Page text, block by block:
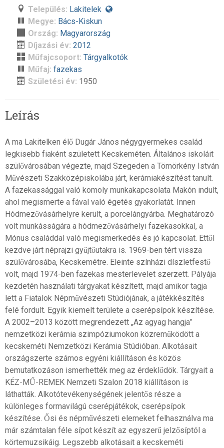
Település: Lakitelek
Megye: Bács-Kiskun
Ország: Magyarország
Díjazási év: 2012
Műfajcsoport: Tárgyalkotók
Műfaj: fazekas
Születési év: 1950
Leírás
A ma Lakitelken élő Dugár János négygyermekes család
legkisebb fiaként született Kecskeméten. Általános iskoláit
szülővárosában végezte, majd Szegeden a Tömörkény István
Művészeti Szakközépiskolába járt, kerámiakészítést tanult.
A fazekassággal való komoly munkakapcsolata Makón indult,
ahol megismerte a fával való égetés gyakorlatát. Innen
Hódmezővásárhelyre került, a porcelángyárba. Meghatározó
volt munkásságára a hódmezővásárhelyi fazekasokkal, a
Mónus családdal való megismerkedés és jó kapcsolat. Ettől
kezdve járt néprajzi gyűjtőutakra is. 1969-ben tért vissza
szülővárosába, Kecskemétre. Eleinte színházi díszletfestő
volt, majd 1974-ben fazekas mesterlevelet szerzett. Pályája
kezdetén használati tárgyakat készített, majd amikor tagja
lett a Fiatalok Népművészeti Stúdiójának, a játékkészítés
felé fordult. Egyik kiemelt területe a cserépsípok készítése.
A 2002–2013 között megrendezett „Az agyag hangja”
nemzetközi kerámia szimpóziumokon közreműködött a
kecskeméti Nemzetközi Kerámia Stúdióban. Alkotásait
országszerte számos egyéni kiállításon és közös
bemutatkozáson ismerhették meg az érdeklődök. Tárgyait a
KÉZ-MŰ-REMEK Nemzeti Szalon 2018 kiállításon is
láthatták. Alkotótevékenységének jelentős része a
különleges formavilágú cserépjátékok, cserépsípok
készítése. Ősi és népművészeti elemeket felhasználva ma
már számtalan féle sípot készít az egyszerű jelzősíptól a
körtemuzsikáig. Legszebb alkotásait a kecskeméti